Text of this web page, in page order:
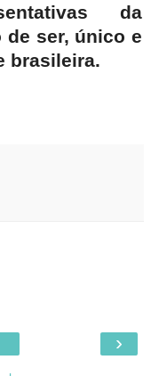
da
ser, único e
brasileira.
›